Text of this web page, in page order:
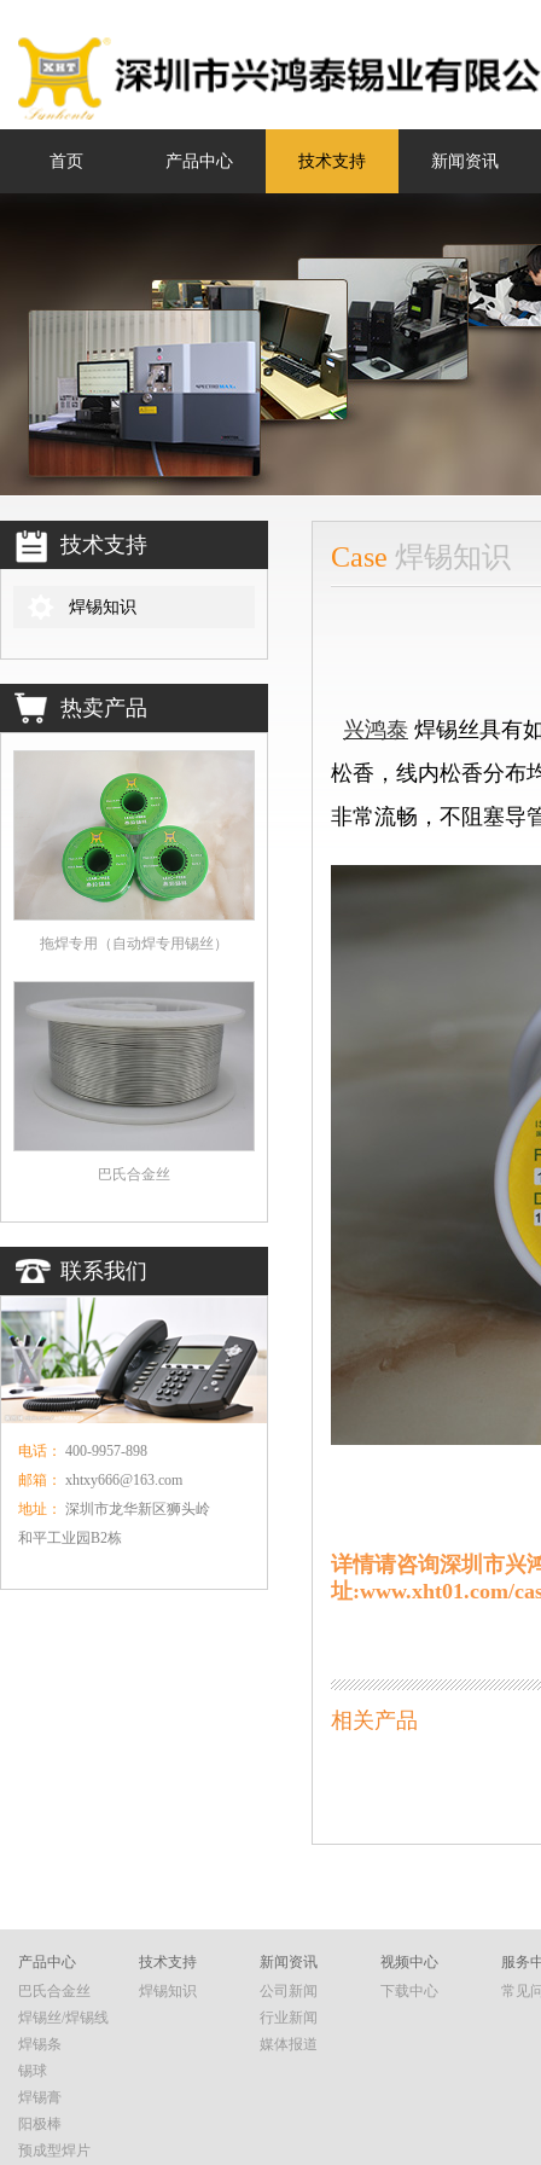
首页 产品中心 技术支持 新闻资讯
技术支持
焊锡知识
热卖产品
拖焊专用（自动焊专用锡丝）
巴氏合金丝
联系我们
电话： 400-9957-898
邮箱： xhtxy666@163.com
地址： 深圳市龙华新区狮头岭
和平工业园B2栋
Case 焊锡知识
兴鸿泰 焊锡丝具有
松香，线内松香分布
非常流畅，不阻塞导
详情请咨询深圳市兴
址:www.xht01.com/
相关产品
产品中心
巴氏合金丝
焊锡丝/焊锡线
焊锡条
锡球
焊锡膏
阳极棒
预成型焊片
技术支持
焊锡知识
新闻资讯
公司新闻
行业新闻
媒体报道
视频中心
下载中心
服务
常见